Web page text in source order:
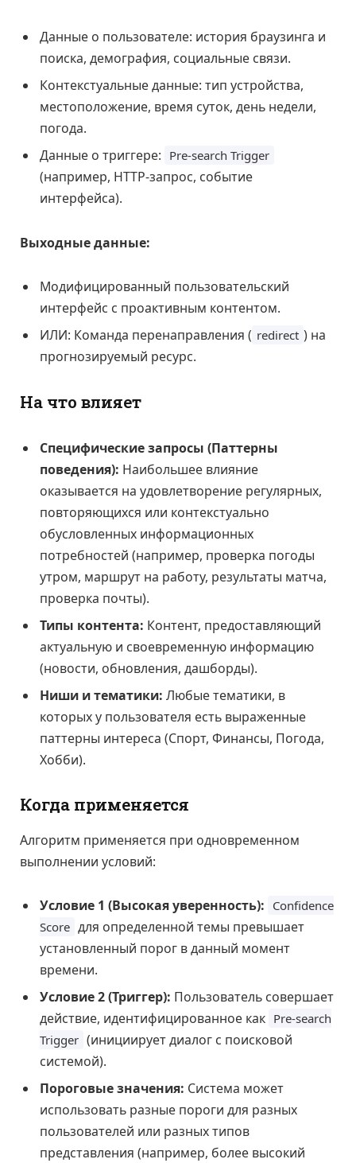
Данные о пользователе: история браузинга и
поиска, демография, социальные связи.
Контекстуальные данные: тип устройства,
местоположение, время суток, день недели,
погода.
Данные о триггере: Pre-search Trigger
(например, HTTP-запрос, событие
интерфейса).
Выходные данные:
Модифицированный пользовательский
интерфейс с проактивным контентом.
ИЛИ: Команда перенаправления ( redirect ) на
прогнозируемый ресурс.
На что влияет
Специфические запросы (Паттерны
поведения): Наибольшее влияние
оказывается на удовлетворение регулярных,
повторяющихся или контекстуально
обусловленных информационных
потребностей (например, проверка погоды
утром, маршрут на работу, результаты матча,
проверка почты).
Типы контента: Контент, предоставляющий
актуальную и своевременную информацию
(новости, обновления, дашборды).
Ниши и тематики: Любые тематики, в
которых у пользователя есть выраженные
паттерны интереса (Спорт, Финансы, Погода,
Хобби).
Когда применяется
Алгоритм применяется при одновременном
выполнении условий:
Условие 1 (Высокая уверенность): Confidence
Score для определенной темы превышает
установленный порог в данный момент
времени.
Условие 2 (Триггер): Пользователь совершает
действие, идентифицированное как Pre-search
Trigger (инициирует диалог с поисковой
системой).
Пороговые значения: Система может
использовать разные пороги для разных
пользователей или разных типов
представления (например, более высокий